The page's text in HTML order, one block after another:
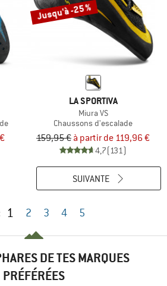
Jusqu'à -25 %
LA SPORTIVA
Miura VS
Chaussons d'escalade
159,95 € à partir de 119,96 €
4,7(131)
1 2 3 4 5
SUIVANTE
DE TES MARQUES
PRÉFÉRÉES